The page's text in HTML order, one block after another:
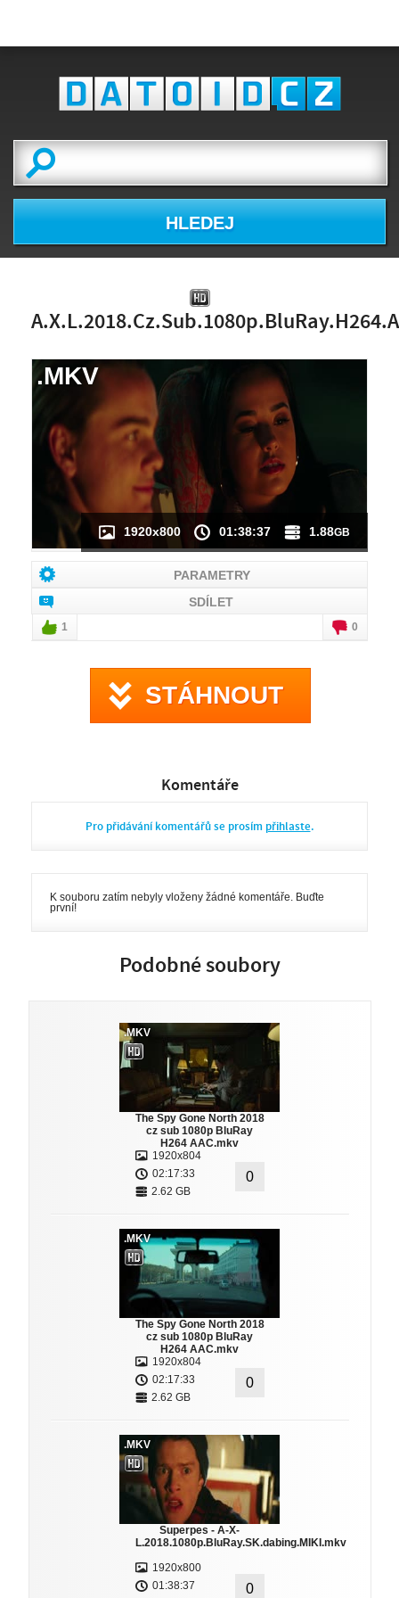
HLEDEJ
NENÍ K DISPOZICI
1920x800 01:38:37 1.88GB
.MKV
PARAMETRY
SDÍLET
1 0
STÁHNOUT
Komentáře
Pro přidávání komentářů se prosím přihlaste.
K souboru zatím nebyly vloženy žádné komentáře. Buďte
první!
Podobné soubory
.MKV
The Spy Gone North 2018
cz sub 1080p BluRay
H264 AAC.mkv
1920x804
02:17:33
2.62 GB
0
.MKV
The Spy Gone North 2018
cz sub 1080p BluRay
H264 AAC.mkv
1920x804
02:17:33
2.62 GB
0
.MKV
Superpes - A-X-
L.2018.1080p.BluRay.SK.dabing.MIKI.mkv
1920x800
01:38:37
0